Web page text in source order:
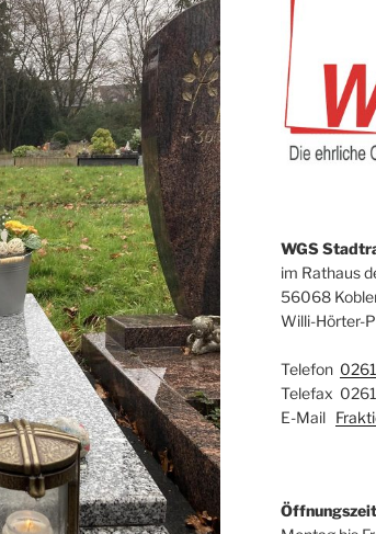
WGS
im Rathaus
56068
Willi-Hörter-
Telefon
Telefax
E-Mail